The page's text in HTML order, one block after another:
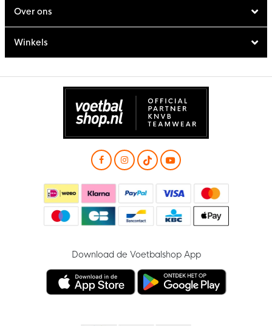
Over ons
Winkels
Download de Voetbalshop App